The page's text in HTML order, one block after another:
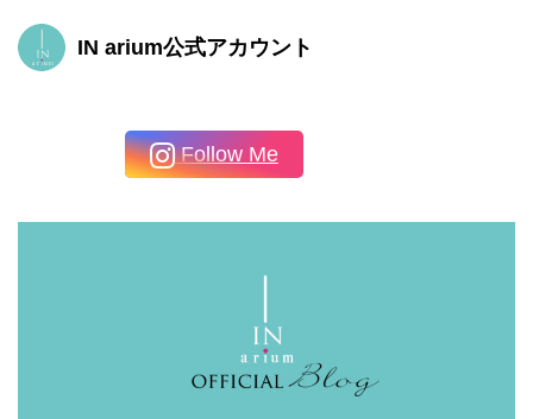
シ
ョ
ン
IN arium公式アカウント
Follow Me